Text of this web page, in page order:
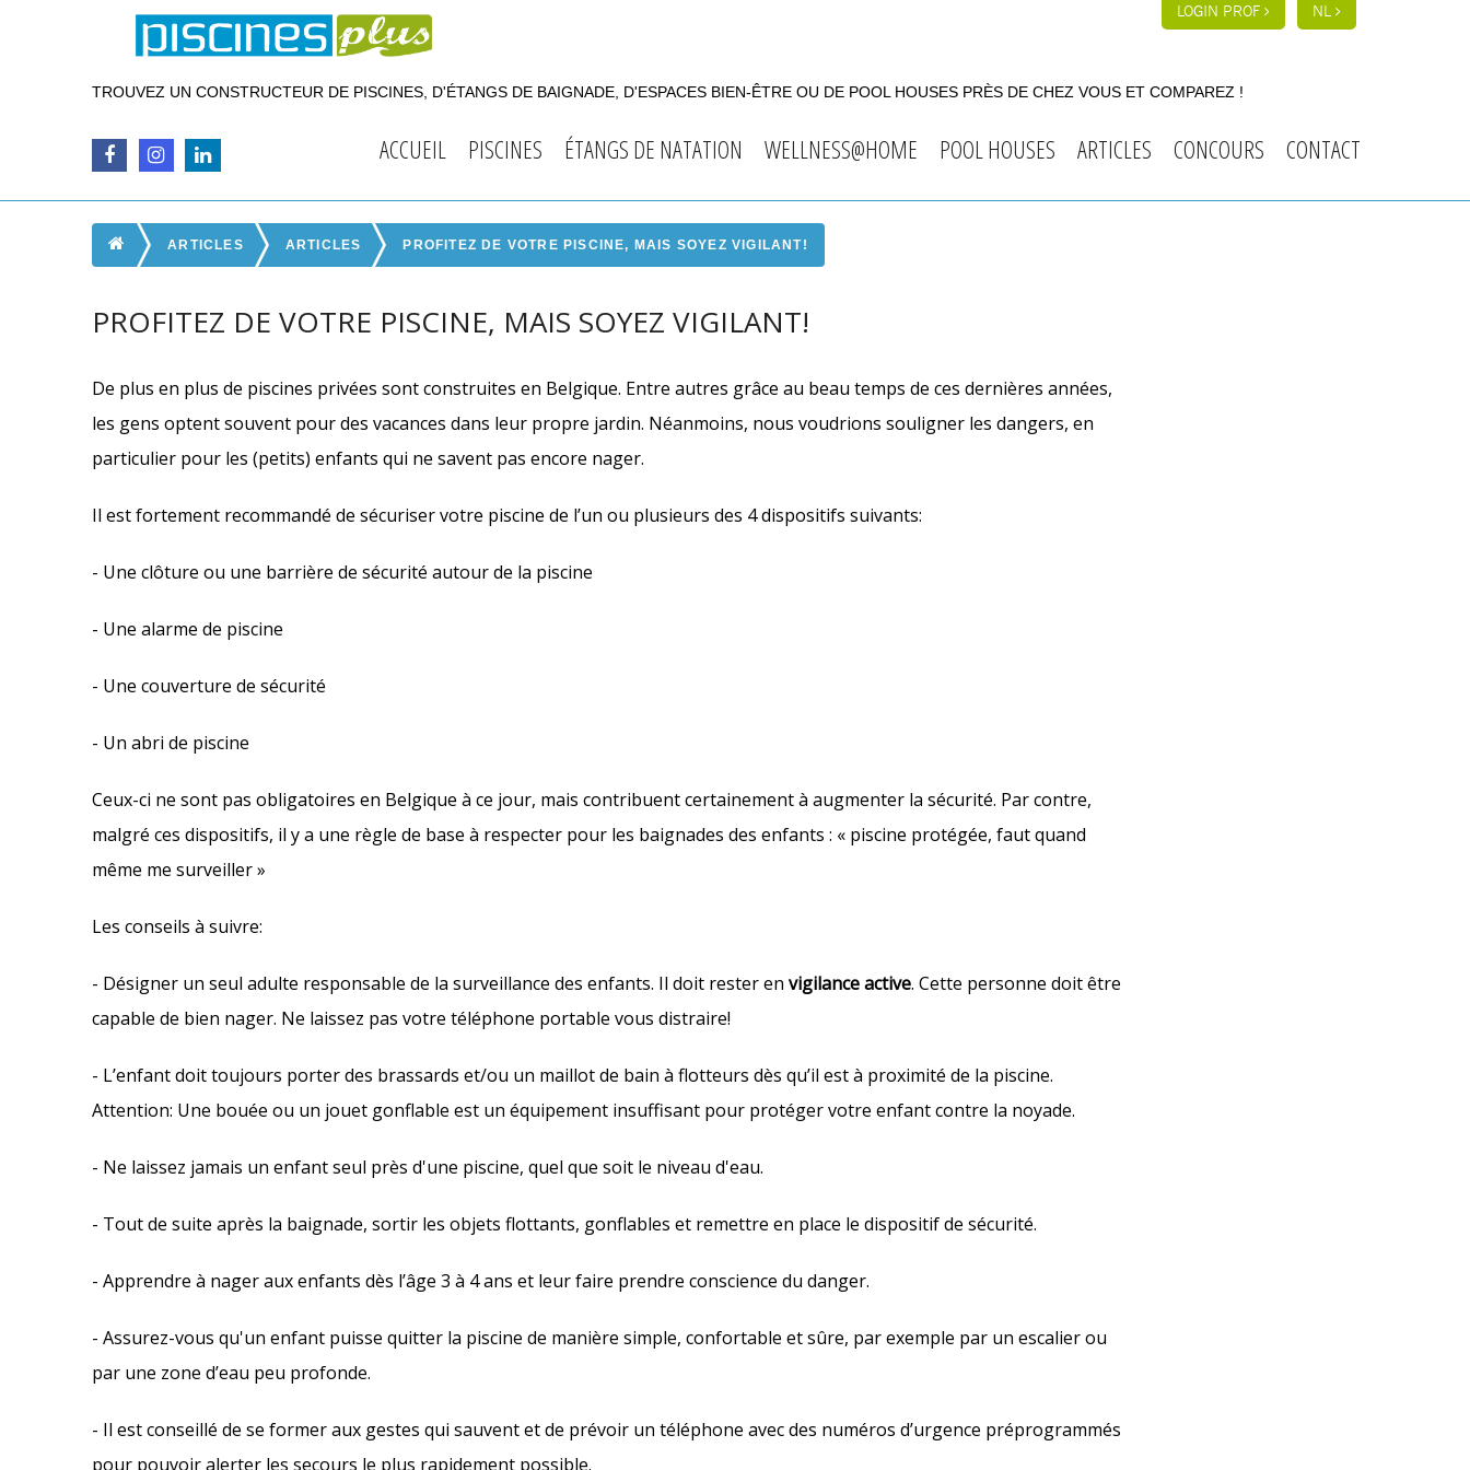
LOGIN PROF NL
TROUVEZ UN CONSTRUCTEUR DE PISCINES, D'ÉTANGS DE BAIGNADE, D'ESPACES BIEN-ÊTRE OU DE POOL HOUSES PRÈS DE CHEZ VOUS ET COMPAREZ !
ACCUEIL PISCINES ÉTANGS DE NATATION WELLNESS@HOME POOL HOUSES ARTICLES CONCOURS CONTACT
ARTICLES ARTICLES PROFITEZ DE VOTRE PISCINE, MAIS SOYEZ VIGILANT!
PROFITEZ DE VOTRE PISCINE, MAIS SOYEZ VIGILANT!
De plus en plus de piscines privées sont construites en Belgique. Entre autres grâce au beau temps de ces dernières années,
les gens optent souvent pour des vacances dans leur propre jardin. Néanmoins, nous voudrions souligner les dangers, en
particulier pour les (petits) enfants qui ne savent pas encore nager.
Il est fortement recommandé de sécuriser votre piscine de l’un ou plusieurs des 4 dispositifs suivants:
- Une clôture ou une barrière de sécurité autour de la piscine
- Une alarme de piscine
- Une couverture de sécurité
- Un abri de piscine
Ceux-ci ne sont pas obligatoires en Belgique à ce jour, mais contribuent certainement à augmenter la sécurité. Par contre,
malgré ces dispositifs, il y a une règle de base à respecter pour les baignades des enfants : « piscine protégée, faut quand
même me surveiller »
Les conseils à suivre:
- Désigner un seul adulte responsable de la surveillance des enfants. Il doit rester en vigilance active. Cette personne doit être
capable de bien nager. Ne laissez pas votre téléphone portable vous distraire!
- L’enfant doit toujours porter des brassards et/ou un maillot de bain à flotteurs dès qu’il est à proximité de la piscine.
Attention: Une bouée ou un jouet gonflable est un équipement insuffisant pour protéger votre enfant contre la noyade.
- Ne laissez jamais un enfant seul près d'une piscine, quel que soit le niveau d'eau.
- Tout de suite après la baignade, sortir les objets flottants, gonflables et remettre en place le dispositif de sécurité.
- Apprendre à nager aux enfants dès l’âge 3 à 4 ans et leur faire prendre conscience du danger.
- Assurez-vous qu'un enfant puisse quitter la piscine de manière simple, confortable et sûre, par exemple par un escalier ou
par une zone d’eau peu profonde.
- Il est conseillé de se former aux gestes qui sauvent et de prévoir un téléphone avec des numéros d’urgence préprogrammés
pour pouvoir alerter les secours le plus rapidement possible.